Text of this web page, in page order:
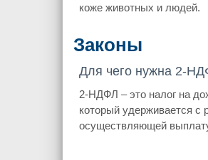
коже животных и людей.
Законы
Для чего нужна 2-
2-НДФЛ – это налог на
который удерживается с
осуществляющей